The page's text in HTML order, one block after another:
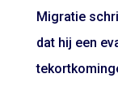
Migratie
dat hij een